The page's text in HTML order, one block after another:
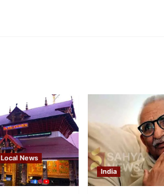
Local News
India